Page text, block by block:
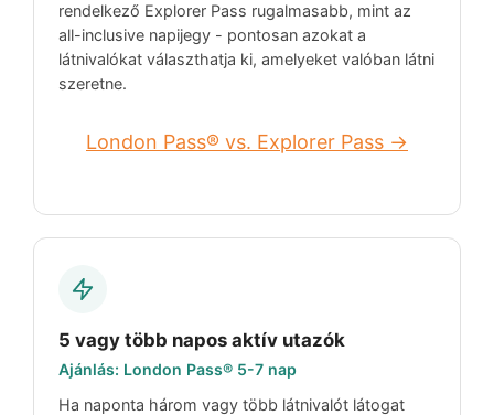
rendelkező Explorer Pass rugalmasabb, mint az
all-inclusive napijegy - pontosan azokat a
látnivalókat választhatja ki, amelyeket valóban látni
szeretne.
London Pass® vs. Explorer Pass →
5 vagy több napos aktív utazók
Ajánlás: London Pass® 5-7 nap
Ha naponta három vagy több látnivalót látogat